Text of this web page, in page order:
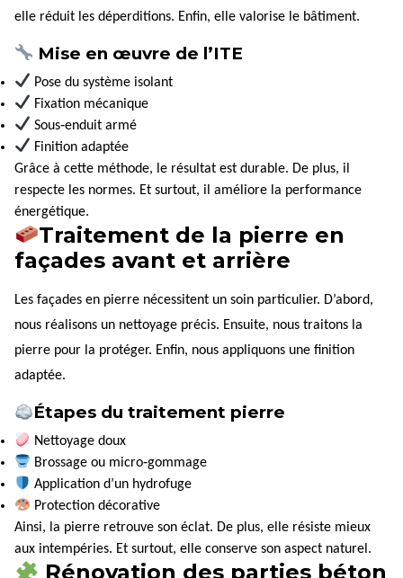
elle réduit les déperditions. Enfin, elle valorise le bâtiment.
Mise en œuvre de l’ITE
Pose du système isolant
Fixation mécanique
Sous‑enduit armé
Finition adaptée
Grâce à cette méthode, le résultat est durable. De plus, il
respecte les normes. Et surtout, il améliore la performance
énergétique.
Traitement de la pierre en
façades avant et arrière
Les façades en pierre nécessitent un soin particulier. D’abord,
nous réalisons un nettoyage précis. Ensuite, nous traitons la
pierre pour la protéger. Enfin, nous appliquons une finition
adaptée.
Étapes du traitement pierre
Nettoyage doux
Brossage ou micro‑gommage
Application d’un hydrofuge
Protection décorative
Ainsi, la pierre retrouve son éclat. De plus, elle résiste mieux
aux intempéries. Et surtout, elle conserve son aspect naturel.
Rénovation des parties béton